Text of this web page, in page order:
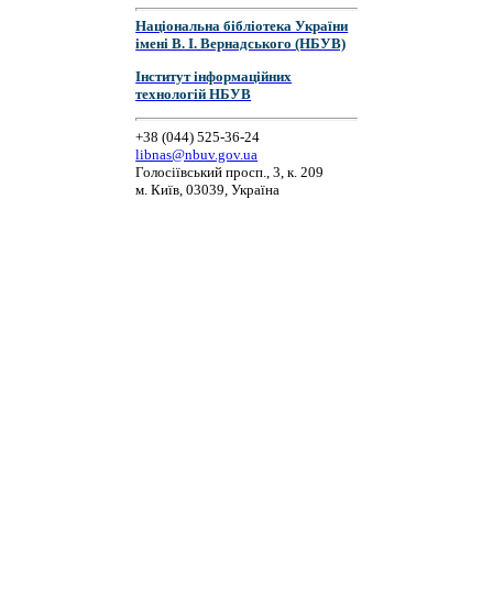
Національна бібліотека України
імені В. І. Вернадського (НБУВ)
Інститут інформаційних
технологій НБУВ
+38 (044) 525-36-24
libnas@nbuv.gov.ua
Голосіївський просп., 3, к. 209
м. Київ, 03039, Україна